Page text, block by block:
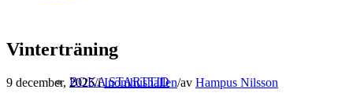
BOKA STARTTID
Vinterträning
9 december, 2025/iInomhushallen/av Hampus Nilsson